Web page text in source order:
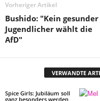
Vorheriger Artikel
Bushido: "Kein gesunder
Jugendlicher wählt die
AfD"
VERWANDTE
Spice Girls: Jubiläum soll
ganz besonders werden